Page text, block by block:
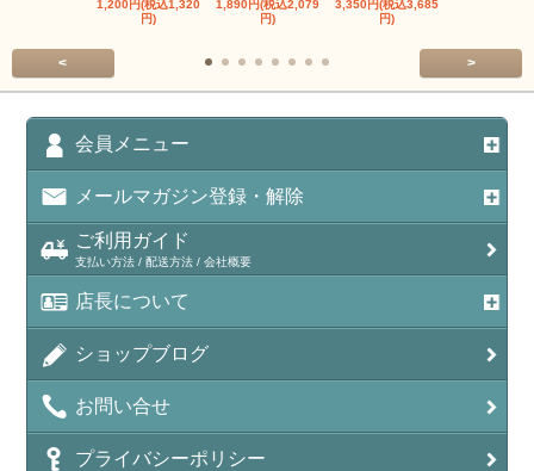
1,200円(税込1,320
円)
1,890円(税込2,079
円)
3,350円(税込3,685
円)
< >
会員メニュー
メールマガジン登録・解除
ご利用ガイド
支払い方法 / 配送方法 / 会社概要
店長について
ショップブログ
お問い合せ
プライバシーポリシー